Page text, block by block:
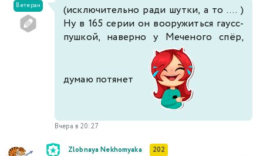
Ветеран
(исключительно ради шутки, а то .... )
Ну в 165 серии он вооружиться гаусс-
пушкой, наверно у Меченого спёр,
думаю потянет
Вчера в 20:27
Zlobnaya Nekhomyaka 202